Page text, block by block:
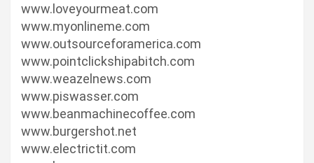
www.loveyourmeat.com
www.myonlineme.com
www.outsourceforamerica.com
www.pointclickshipabitch.com
www.weazelnews.com
www.piswasser.com
www.beanmachinecoffee.com
www.burgershot.net
www.electrictit.com